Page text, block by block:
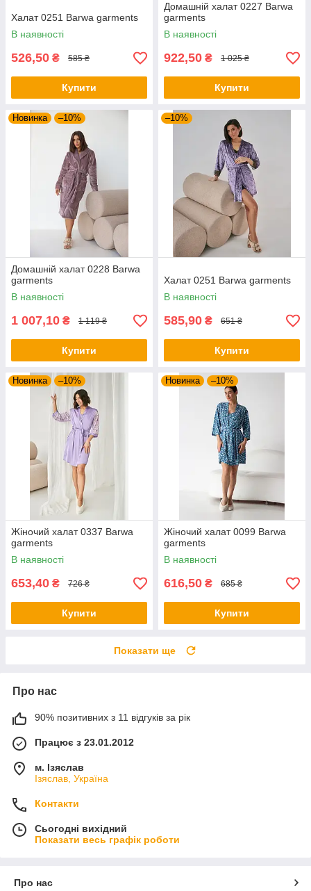
Халат 0251 Barwa garments
В наявності
526,50 ₴ 585 ₴
Купити
Домашній халат 0227 Barwa
garments
В наявності
922,50 ₴ 1 025 ₴
Купити
Новинка –10%
Домашній халат 0228 Barwa
garments
В наявності
1 007,10 ₴ 1 119 ₴
Купити
–10%
Халат 0251 Barwa garments
В наявності
585,90 ₴ 651 ₴
Купити
Новинка –10%
Жіночий халат 0337 Barwa
garments
В наявності
653,40 ₴ 726 ₴
Купити
Новинка –10%
Жіночий халат 0099 Barwa
garments
В наявності
616,50 ₴ 685 ₴
Купити
Показати ще
Про нас
90% позитивних з 11 відгуків за рік
Працює з 23.01.2012
м. Ізяслав
Ізяслав, Україна
Контакти
Сьогодні вихідний
Показати весь графік роботи
Про нас